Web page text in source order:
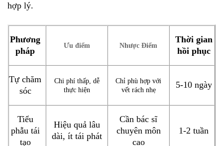
hợp lý.
Phương
pháp
Ưu điểm Nhược Điểm
Thời gian
hồi phục
Tự chăm
sóc
Chi phí thấp, dễ
thực hiện
Chỉ phù hợp với
vết rách nhẹ
5-10 ngày
Tiểu
phẫu tái
tạo
Hiệu quả lâu
dài, ít tái phát
Cần bác sĩ
chuyên môn
cao
1-2 tuần